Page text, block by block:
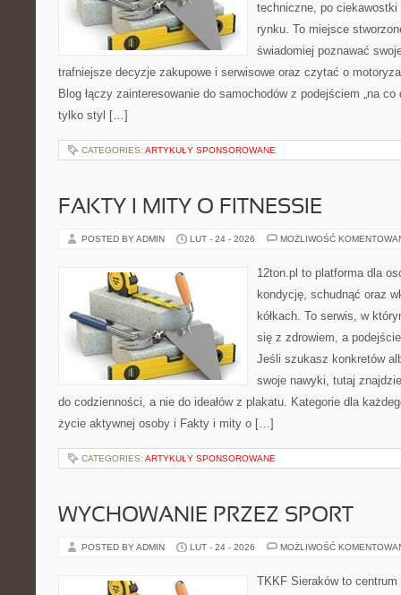
techniczne, po
rynku. To miejsce
świadomiej poznawać
trafniejsze decyzje zakupowe i serwisowe oraz czytać o
Blog łączy zainteresowanie do samochodów z podejściem „na
tylko styl […]
CATEGORIES: ARTYKUŁY SPONSOROWANE
FAKTY I MITY O FITNESSIE
POSTED BY ADMIN LUT - 24 - 2026 MOŻLIWOŚĆ
12ton.pl to platforma dla
kondycję, schudnąć oraz
kółkach. To serwis, w
się z zdrowiem, a
Jeśli szukasz konkretów
swoje nawyki, tutaj
do codzienności, a nie do ideałów z plakatu. Kategorie dla
życie aktywnej osoby i Fakty i mity o […]
CATEGORIES: ARTYKUŁY SPONSOROWANE
WYCHOWANIE PRZEZ SPORT
POSTED BY ADMIN LUT - 24 - 2026 MOŻLIWOŚĆ
TKKF Sieraków to